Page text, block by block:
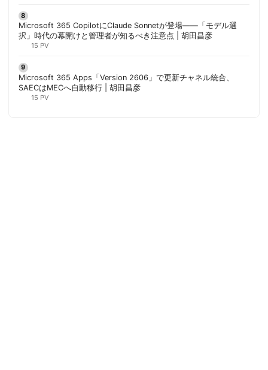
Microsoft 365 CopilotにClaude Sonnetが登場——「モデル選
択」時代の幕開けと管理者が知るべき注意点 | 胡田昌彦
15 PV
Microsoft 365 Apps「Version 2606」で更新チャネル統合、
SAECはMECへ自動移行 | 胡田昌彦
15 PV